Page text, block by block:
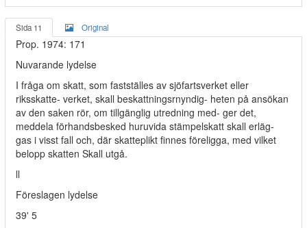
Sida 11 Original
Prop. 1974: 171
Nuvarande lydelse
I fråga om skatt, som fastställes av sjöfartsverket eller
riksskatte- verket, skall beskattningsrnyndig- heten på ansökan
av den saken rör, om tillgänglig utredning med- ger det,
meddela förhandsbesked huruvida stämpelskatt skall erläg-
gas i visst fall och, där skatteplikt finnes föreligga, med vilket
belopp skatten Skall utgå.
ll
Föreslagen lydelse
39' 5